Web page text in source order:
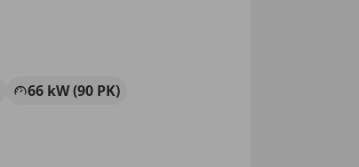
66 kW (90 PK)